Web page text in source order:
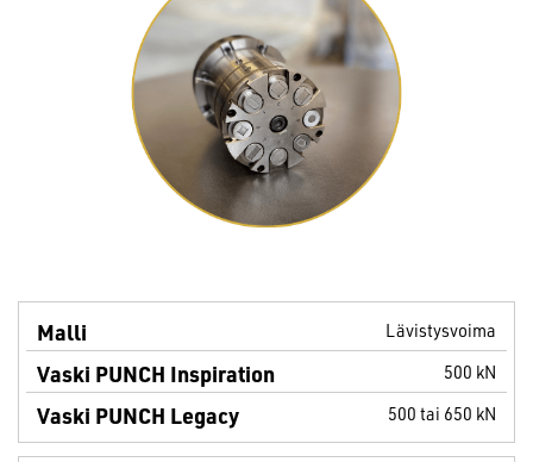
Malli
PUNCH
Inspiration
PUNCH
Legacy
Lävistysvoima
500 kN
500 tai 650 kN